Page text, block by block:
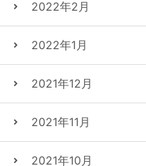
2022年2月
2022年1月
2021年12月
2021年11月
2021年10月